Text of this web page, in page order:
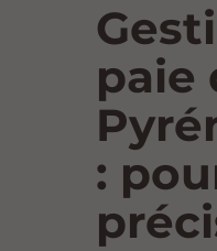
paie
: